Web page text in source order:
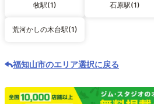
牧駅(1) 石原駅(1)
荒河かしの木台駅(1)
福知山市のエリア選択に戻る